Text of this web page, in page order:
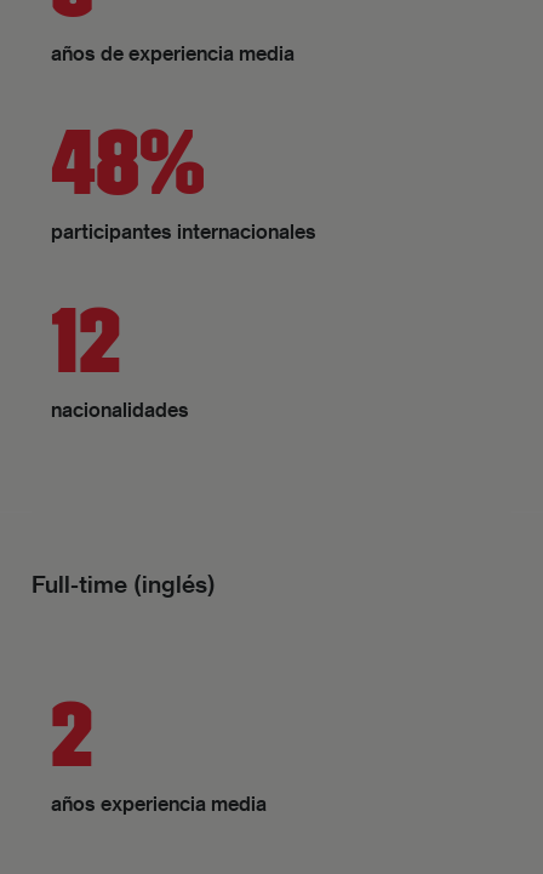
años de experiencia media
48%
participantes internacionales
12
nacionalidades
Full-time (inglés)
2
años experiencia media